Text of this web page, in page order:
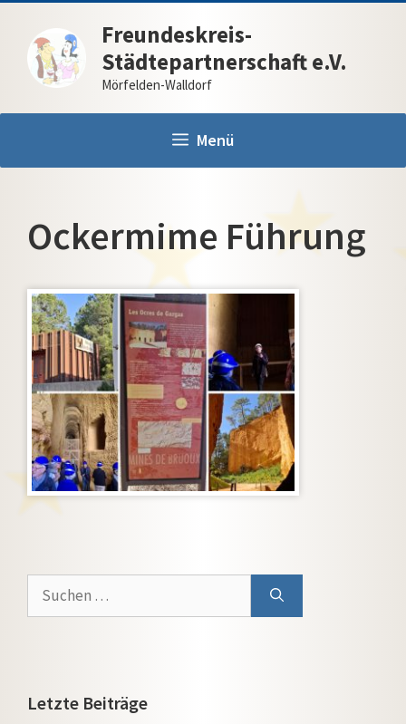
Inhalt
springen
Freundeskreis-
Städtepartnerschaft e.V.
Mörfelden-Walldorf
Menü
Ockermime Führung
Suchen
nach:
Letzte Beiträge